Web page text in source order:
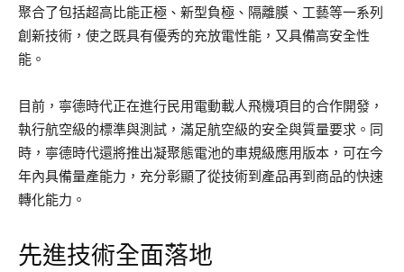
聚合了包括超高比能正極、新型負極、隔離膜、工藝等一系列
創新技術，使之既具有優秀的充放電性能，又具備高安全性
能。
目前，寧德時代正在進行民用電動載人飛機項目的合作開發，
執行航空級的標準與測試，滿足航空級的安全與質量要求。同
時，寧德時代還將推出凝聚態電池的車規級應用版本，可在今
年內具備量產能力，充分彰顯了從技術到產品再到商品的快速
轉化能力。
先進技術全面落地